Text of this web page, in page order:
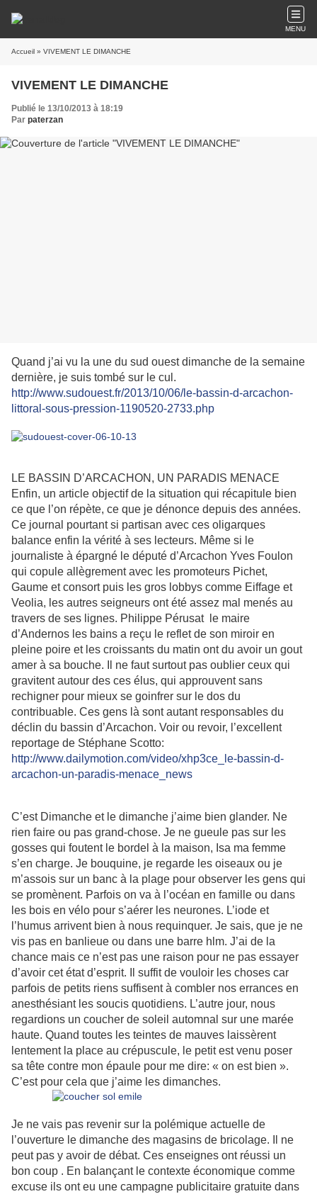
MENU
Accueil » VIVEMENT LE DIMANCHE
VIVEMENT LE DIMANCHE
Publié le 13/10/2013 à 18:19
Par paterzan
Quand j’ai vu la une du sud ouest dimanche de la semaine
dernière, je suis tombé sur le cul.
http://www.sudouest.fr/2013/10/06/le-bassin-d-arcachon-
littoral-sous-pression-1190520-2733.php
LE BASSIN D’ARCACHON, UN PARADIS MENACE
Enfin, un article objectif de la situation qui récapitule bien
ce que l’on répète, ce que je dénonce depuis des années.
Ce journal pourtant si partisan avec ces oligarques
balance enfin la vérité à ses lecteurs. Même si le
journaliste à épargné le député d’Arcachon Yves Foulon
qui copule allègrement avec les promoteurs Pichet,
Gaume et consort puis les gros lobbys comme Eiffage et
Veolia, les autres seigneurs ont été assez mal menés au
travers de ses lignes. Philippe Pérusat le maire
d’Andernos les bains a reçu le reflet de son miroir en
pleine poire et les croissants du matin ont du avoir un gout
amer à sa bouche. Il ne faut surtout pas oublier ceux qui
gravitent autour des ces élus, qui approuvent sans
rechigner pour mieux se goinfrer sur le dos du
contribuable. Ces gens là sont autant responsables du
déclin du bassin d’Arcachon. Voir ou revoir, l’excellent
reportage de Stéphane Scotto:
http://www.dailymotion.com/video/xhp3ce_le-bassin-d-
arcachon-un-paradis-menace_news
C’est Dimanche et le dimanche j’aime bien glander. Ne
rien faire ou pas grand-chose. Je ne gueule pas sur les
gosses qui foutent le bordel à la maison, Isa ma femme
s’en charge. Je bouquine, je regarde les oiseaux ou je
m’assois sur un banc à la plage pour observer les gens qui
se promènent. Parfois on va à l’océan en famille ou dans
les bois en vélo pour s’aérer les neurones. L’iode et
l’humus arrivent bien à nous requinquer. Je sais, que je ne
vis pas en banlieue ou dans une barre hlm. J’ai de la
chance mais ce n’est pas une raison pour ne pas essayer
d’avoir cet état d’esprit. Il suffit de vouloir les choses car
parfois de petits riens suffisent à combler nos errances en
anesthésiant les soucis quotidiens. L’autre jour, nous
regardions un coucher de soleil automnal sur une marée
haute. Quand toutes les teintes de mauves laissèrent
lentement la place au crépuscule, le petit est venu poser
sa tête contre mon épaule pour me dire: « on est bien ».
C’est pour cela que j’aime les dimanches.
Je ne vais pas revenir sur la polémique actuelle de
l’ouverture le dimanche des magasins de bricolage. Il ne
peut pas y avoir de débat. Ces enseignes ont réussi un
bon coup . En balançant le contexte économique comme
excuse ils ont eu une campagne publicitaire gratuite dans